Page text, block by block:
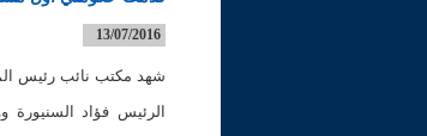
13/07/2016
شهد مكتب نائب رئيس
الرئيس فؤاد السنيورة